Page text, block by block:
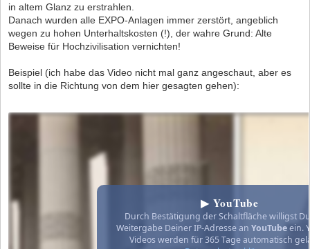
in altem Glanz zu erstrahlen.
Danach wurden alle EXPO-Anlagen immer zerstört, angeblich
wegen zu hohen Unterhaltskosten (!), der wahre Grund: Alte
Beweise für Hochzivilisation vernichten!
Beispiel (ich habe das Video nicht mal ganz angeschaut, aber es
sollte in die Richtung von dem hier gesagten gehen):
▶ YouTube
Durch Bestätigung der Schaltfläche willigst
Weitergabe Deiner IP-Adresse an YouTubeein.
Videos werden für 365 Tage automatisch